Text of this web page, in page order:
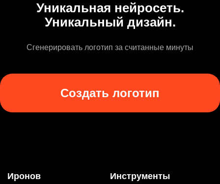
Уникальная нейросеть.
Уникальный дизайн.
Сгенерировать логотип за считанные минуты
Создать логотип
Иронов Инструменты